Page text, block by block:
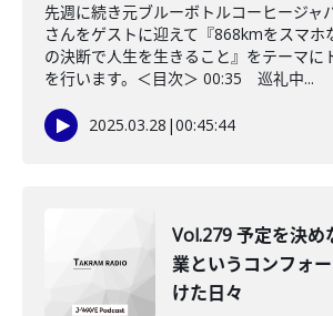
先週に続き元ブルーボトルコーヒージャ
さんをゲストに迎えて『868kmをスマホ
の決断で人生を生きること』をテーマに
を行います。＜目次＞ 00:35 巡礼中...
2025.03.28 |00:45:44
Vol.279 予定を決め
業というコンフォ
けた日々